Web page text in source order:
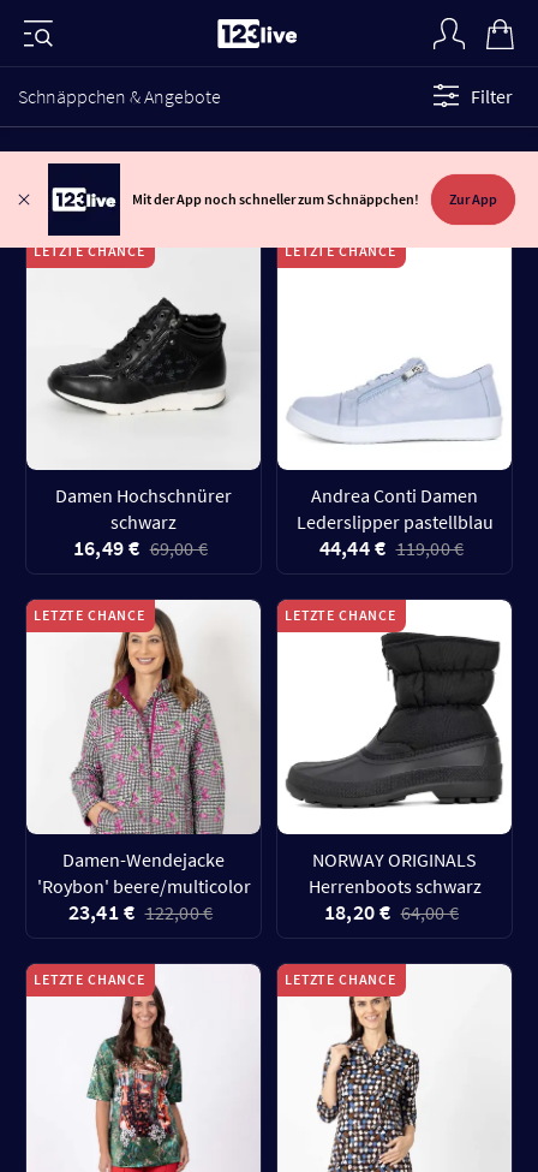
Schnäppchen & Angebote Filter
Mit der App noch schneller zum Schnäppchen! Zur App
LETZTE CHANCE
Damen Hochschnürer
schwarz
16,49 € 69,00 €
LETZTE CHANCE
Andrea Conti Damen
Lederslipper pastellblau
44,44 € 119,00 €
LETZTE CHANCE
Damen-Wendejacke
'Roybon' beere/multicolor
23,41 € 122,00 €
LETZTE CHANCE
NORWAY ORIGINALS
Herrenboots schwarz
18,20 € 64,00 €
LETZTE CHANCE LETZTE CHANCE